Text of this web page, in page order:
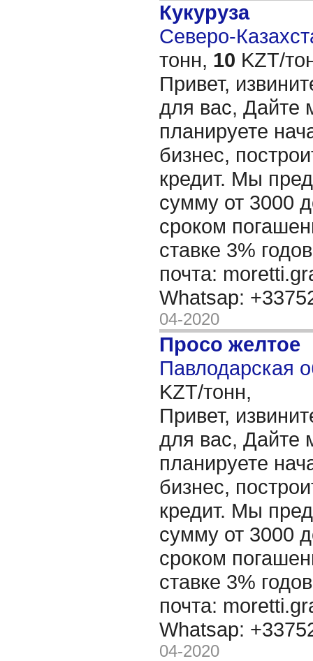
Кукуруза
Северо-
тонн, 10 KZT/
Привет,
для вас, Дайте
планируете
бизнес,
кредит. Мы
сумму от 3000
сроком
ставке 3%
почта:
Whatsap:
04-2020
Просо желтое
Павлодарская
KZT/тонн,
Привет,
для вас, Дайте
планируете
бизнес,
кредит. Мы
сумму от 3000
сроком
ставке 3%
почта:
Whatsap:
04-2020